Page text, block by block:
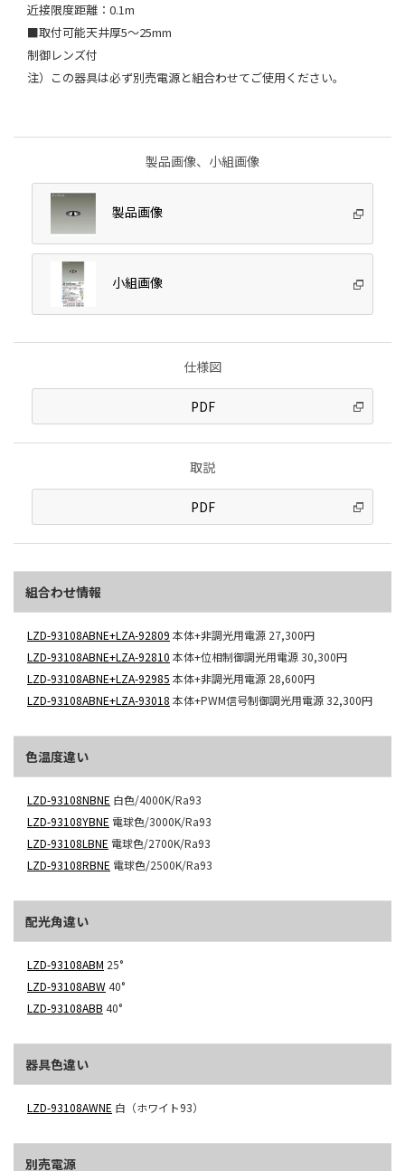
近接限度距離：0.1m
■取付可能天井厚5～25mm
制御レンズ付
注）この器具は必ず別売電源と組合わせてご使用ください。
製品画像、小組画像
製品画像
小組画像
仕様図
PDF
取説
PDF
組合わせ情報
LZD-93108ABNE+LZA-92809 本体+非調光用電源 27,300円
LZD-93108ABNE+LZA-92810 本体+位相制御調光用電源30,300円
LZD-93108ABNE+LZA-92985 本体+非調光用電源 28,600円
LZD-93108ABNE+LZA-93018 本体+PWM信号制御調光用電源32,300円
色温度違い
LZD-93108NBNE 白色/4000K/Ra93
LZD-93108YBNE 電球色/3000K/Ra93
LZD-93108LBNE 電球色/2700K/Ra93
LZD-93108RBNE 電球色/2500K/Ra93
配光角違い
LZD-93108ABM 25°
LZD-93108ABW40°
LZD-93108ABB 40°
器具色違い
LZD-93108AWNE 白（ホワイト93）
別売電源